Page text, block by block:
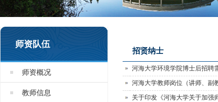
师资队伍
师资概况
教师信息
招贤纳士
河海大学环境学院博士后招聘
河海大学教师岗位（讲师、副
关于印发《河海大学关于加强